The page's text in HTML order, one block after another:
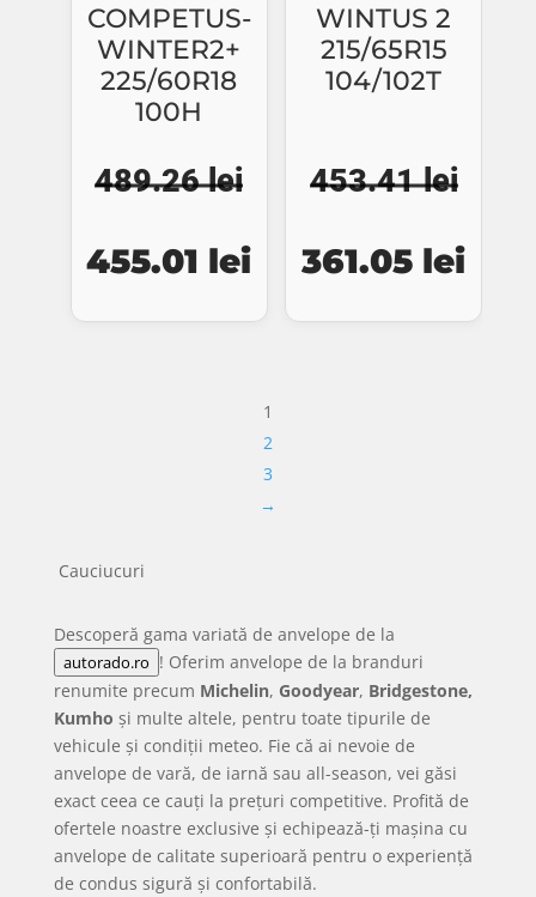
COMPETUS-
WINTER2+
225/60R18
100H
489.26lei
inițial
a
455.01 lei
curent
este:
WINTUS 2
215/65R15
104/102T
453.41lei
inițial
a
361.05 lei
1
2
3
→
Cauciucuri
Descoperă gama variată de anvelope de la
autorado.ro ! Oferim anvelope de la branduri
renumite precum Michelin, Goodyear, Bridgestone,
Kumho și multe altele, pentru toate tipurile de
vehicule și condiții meteo. Fie că ai nevoie de
anvelope de vară, de iarnă sau all-season, vei găsi
exact ceea ce cauți la prețuri competitive. Profită de
ofertele noastre exclusive și echipează-ți mașina cu
anvelope de calitate superioară pentru o experiență
de condus sigură și confortabilă.